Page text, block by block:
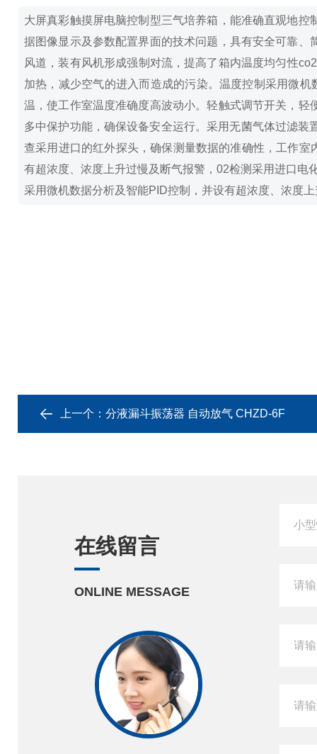
大屏真彩触摸屏电脑控制型三气培养箱，能准确直观地
据图像显示及参数配置界面的技术问题，具有安全可靠、
风道，装有风机形成强制对流，提高了箱内温度均匀性
加热，减少空气的进入而造成的污染。 温度控制采用微机
温，使工作室温度准确度高波动小。轻触式调节开关，轻
多中保护功能，确保设备安全运行。采用无菌气体过滤装
查采用进口的红外探头，确保测量数据的准确性，工作
有超浓度、浓度上升过慢及断气报警，02检测采用进口
采用微机数据分析及智能PID控制，并设有超浓度、浓度
上一个： 分液漏斗振荡器 自动放气 CHZD-6F
在线留言
ONLINE MESSAGE